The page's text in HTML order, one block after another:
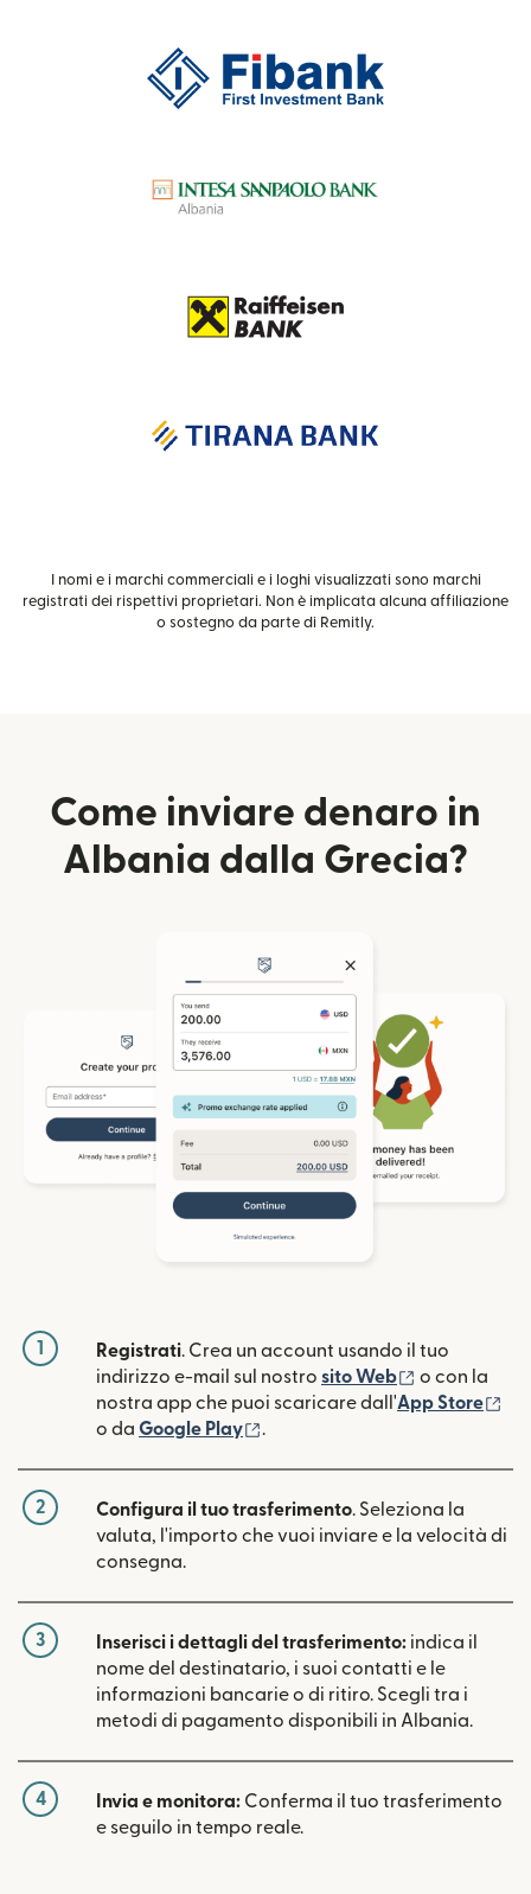
I nomi e i marchi commerciali e i loghi visualizzati sono marchi
registrati dei rispettivi proprietari. Non è implicata alcuna affiliazione
o sostegno da parte di Remitly.
Come inviare denaro in
Albania dalla Grecia?
1 Registrati. Crea un account usando il tuo
indirizzo e-mail sul nostro sito Web (si apre in
o con la
nostra app che puoi scaricare dall'App Store
o da Google Play (si apre in una nuova finestra)
.
2 Configura il tuo trasferimento. Seleziona la
valuta, l'importo che vuoi inviare e la velocità di
consegna.
3 Inserisci i dettagli del trasferimento: indica il
nome del destinatario, i suoi contatti e le
informazioni bancarie o di ritiro. Scegli tra i
metodi di pagamento disponibili in Albania.
4 Invia e monitora: Conferma il tuo trasferimento
e seguilo in tempo reale.